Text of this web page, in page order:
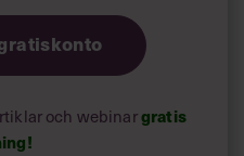
och webinargratis